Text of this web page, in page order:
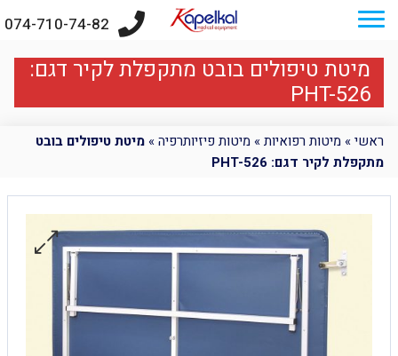
074-710-74-82
מיטת טיפולים בובט מתקפלת לקיר דגם:
PHT-526
ראשי» מיטות רפואיות» מיטות פיזיותרפיה» מיטת טיפולים בובט
מתקפלת לקיר דגם: PHT-526